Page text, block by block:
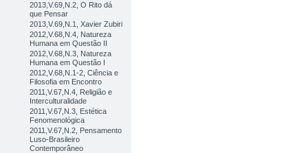
2013,V.69,N.2, O Rito dá
que Pensar
2013,V.69,N.1, Xavier Zubiri
2012,V.68,N.4, Natureza
Humana em Questão II
2012,V.68,N.3, Natureza
Humana em Questão I
2012,V.68,N.1-2, Ciência e
Filosofia em Encontro
2011,V.67,N.4, Religião e
Interculturalidade
2011,V.67,N.3, Estética
Fenomenológica
2011,V.67,N.2, Pensamento
Luso-Brasileiro
Contemporâneo